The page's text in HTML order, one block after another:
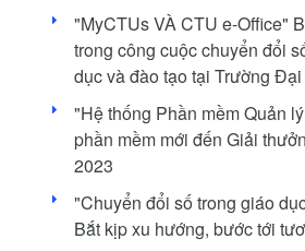
"MyCTUs VÀ CTU e-Office"
trong công cuộc chuyển đổi
dục và đào tạo tại Trường
"Hệ thống Phần mềm Quản
phần mềm mới đến Giải
2023
"Chuyển đổi số trong giáo
Bắt kịp xu hướng, bước tới